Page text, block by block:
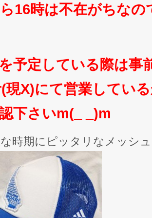
16時は不在がちなの
予定している際は事
X)にて営業してい
下さいm(_ _)m
時期にピッタリなメッシ